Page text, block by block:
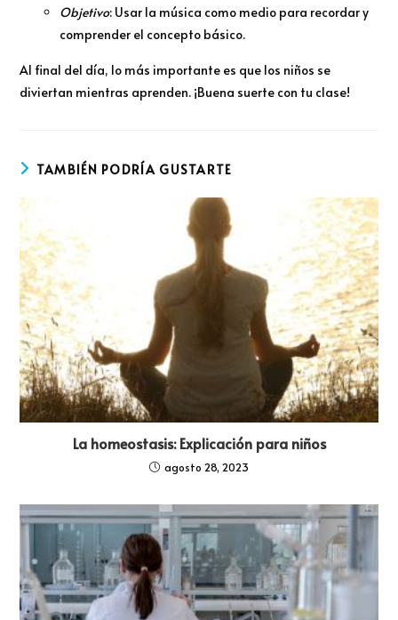
Objetivo: Usar la música como medio para recordar y
comprender el concepto básico.
Al final del día, lo más importante es que los niños se
diviertan mientras aprenden. ¡Buena suerte con tu clase!
TAMBIÉN PODRÍA GUSTARTE
La homeostasis: Explicación para niños
agosto 28, 2023